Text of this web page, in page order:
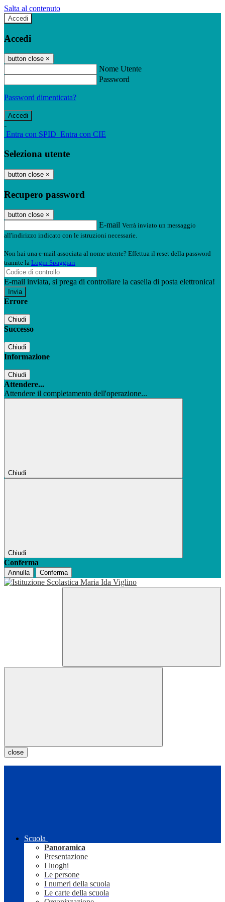
Salta al contenuto
Accedi
Accedi
button close ×
Nome Utente
Password
Password dimenticata?
-
Entra con SPID Entra con CIE
Seleziona utente
button close ×
Recupero password
button close ×
E-mail Verrà inviato un messaggio
all'indirizzo indicato con le istruzioni necessarie.
Non hai una e-mail associata al nome utente? Effettua il reset della password
tramite la Login Spaggiari
E-mail inviata, si prega di controllare la casella di posta elettronica!
Errore
Chiudi
Successo
Chiudi
Informazione
Chiudi
Attendere...
Attendere il completamento dell'operazione...
Chiudi
Chiudi
Conferma
Annulla Conferma
close
Scuola
Panoramica
Presentazione
I luoghi
Le persone
I numeri della scuola
Le carte della scuola